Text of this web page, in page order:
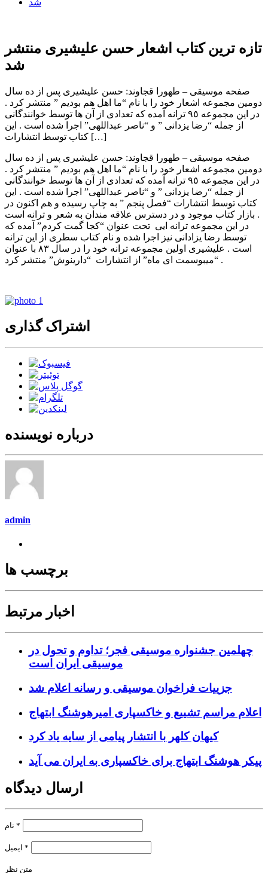
تازه ترین کتاب اشعار حسن علیشیری منتشر
شد
صفحه موسیقی – طهورا قجاوند: حسن عليشيری پس از ده سال
دومين مجموعه اشعار خود را با نام “ما اهل هم بوديم ” منتشر كرد .
در اين مجموعه ٩٥ ترانه آمده كه تعدادی از آن ها توسط خوانندگانی
از جمله “رضا يزدانی ” و “ناصر عبداللهی” اجرا شده است . اين
كتاب توسط انتشارات […]
صفحه موسیقی – طهورا قجاوند: حسن عليشيری پس از ده سال
دومين مجموعه اشعار خود را با نام “ما اهل هم بوديم ” منتشر كرد .
در اين مجموعه ٩٥ ترانه آمده كه تعدادی از آن ها توسط خوانندگانی
از جمله “رضا يزدانی ” و “ناصر عبداللهی” اجرا شده است . اين
كتاب توسط انتشارات “فصل پنجم ” به چاپ رسيده و هم اکنون در
بازار کتاب موجود و در دسترس علاقه مندان به شعر و ترانه است .
در اين مجموعه ترانه ايی تحت عنوان “كجا گمت كردم” آمده كه
توسط رضا يزادانی نيز اجرا شده و نام كتاب سطری از اين ترانه
است . عليشيری اولين مجموعه ترانه خود را در سال ٨٣ با عنوان
“ميبوسمت ای ماه” از انتشارات “دارينوش” منتشر كرد .
اشتراک گذاری
درباره نویسنده
admin
برچسب ها
اخبار مرتبط
چهلمین جشنواره موسیقی فجر؛ تداوم و تحول در
موسیقی ایران است
جزییات فراخوان موسیقی و رسانه اعلام شد
اعلام مراسم تشییع و خاکسپاری امیرهوشنگ ابتهاج
کیهان کلهر با انتشار پیامی از سایه یاد کرد
پیکر هوشنگ ابتهاج برای خاکسپاری به ایران می آید
ارسال دیدگاه
*
*
متن نظر